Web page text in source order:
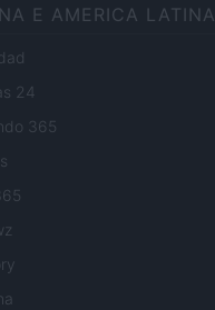
E AMERICA LATINA
24
365